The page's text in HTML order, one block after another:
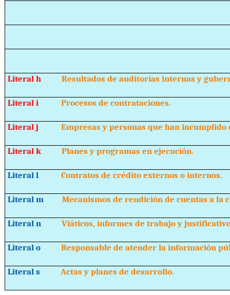
Literal h Resultados de auditorías internas y
Literal i Procesos de contrataciones.
Literal j Empresas y personas que han incumplido
Literal kPlanes y programas en ejecución.
Literal l Contratos de crédito externos o internos.
Literal m Mecanismos de rendición de cuentas a la
Literal n Viáticos, informes de trabajo y
Literal oResponsable de atender la información
Literal s Actas y planes de desarrollo.